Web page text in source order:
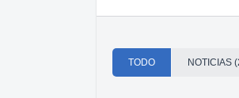
TODO NOTICIAS